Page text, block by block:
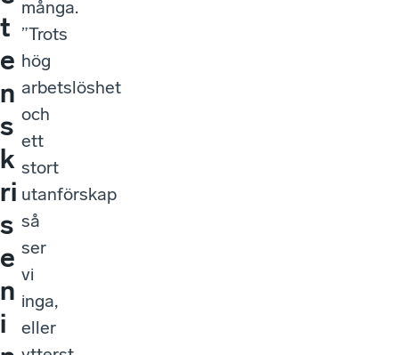
t
e
n
s
k
ri
s
e
n
i
många.
”Trots
hög
arbetslöshet
och
ett
stort
utanförskap
så
ser
vi
inga,
eller